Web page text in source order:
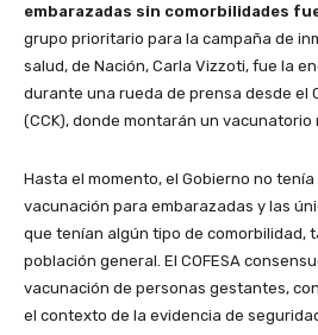
embarazadas sin comorbilidades
grupo prioritario para la campaña de
salud, de Nación, Carla Vizzoti, fue la
durante una rueda de prensa desde el
(CCK), donde montarán un vacunatorio
Hasta el momento, el Gobierno no
vacunación para embarazadas y las
que tenían algún tipo de comorbilidad,
población general. El COFESA
vacunación de personas gestantes,
el contexto de la evidencia de